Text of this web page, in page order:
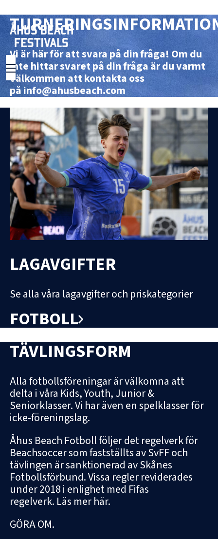
Vi är här för att svara på din fråga! Om du
inte hittar svaret på din fråga är du varmt
välkommen att kontakta oss
påinfo@ahusbeach.com
LAGAVGIFTER
Se alla våra lagavgifter och priskategorier
FOTBOLL
TÄVLINGSFORM
Alla fotbollsföreningar är välkomna att
delta i våra Kids, Youth, Junior &
Seniorklasser. Vi har även en spelklasser för
icke-föreningslag.
Åhus Beach Fotboll följer det regelverk för
Beachsoccer som fastställts av SvFF och
tävlingen är sanktionerad av Skånes
Fotbollsförbund. Vissa regler reviderades
under 2018 i enlighet med Fifas
regelverk. Läs mer här.
GÖRA OM.